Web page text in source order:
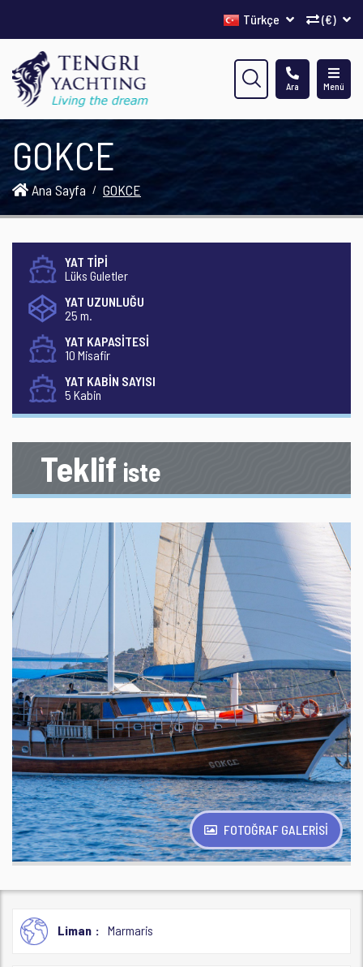
(€)
Türkçe
Menü
Ara
GOKCE
Ana Sayfa GOKCE
YAT TİPİ
Lüks Guletler
YAT UZUNLUĞU
25 m.
YAT KAPASİTESİ
10 Misafir
YAT KABİN SAYISI
5 Kabin
Teklif iste
FOTOĞRAF GALERİSİ
Liman Marmaris